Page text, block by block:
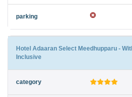
Hotel Adaaran Select Meedhupparu -
Inclusive